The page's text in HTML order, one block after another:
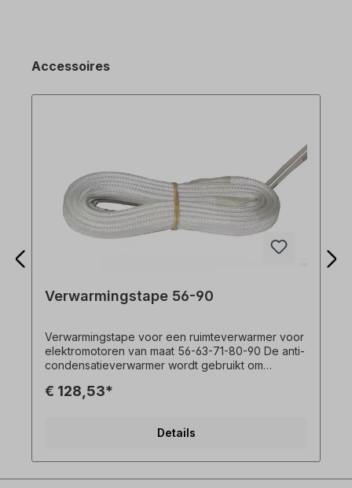
Accessoires
Verwarmingstape 56-90
Verwarmingstape voor een ruimteverwarmer voor
elektromotoren van maat 56-63-71-80-90 De anti-
condensatieverwarmer wordt gebruikt om
tijdens bedrijfspauzes.
€ 128,53*
Details